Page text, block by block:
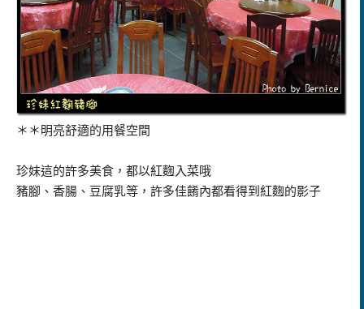
＊＊明亮舒適的用餐空間
珍妹這的許多美食，都以紅麴入菜哦
豬腳、香腸、豆腐乳等，許多佳餚內都看得到紅麴的影子